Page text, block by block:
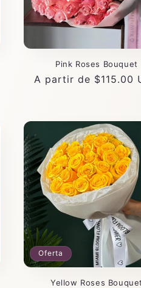
Pink Roses Bouquet
Precio
A partir de $115.00
Oferta
Yellow Roses Bouquet